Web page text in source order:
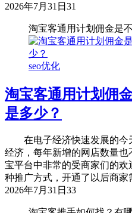
2026年7月31日 31
淘宝客通用计划佣金是
seo优化
淘宝客通用计划佣
是多少？
在电子经济快速发展的今
经济，每年新增的网店数量
宝平台中非常的受商家们的
种推广方式，开通了以后商家
2026年7月31日 33